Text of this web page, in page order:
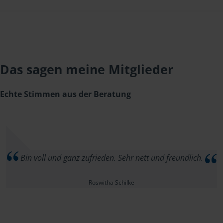
Das sagen meine Mitglieder
Echte Stimmen aus der Beratung
Bin voll und ganz zufrieden. Sehr nett und freundlich.
Roswitha Schilke